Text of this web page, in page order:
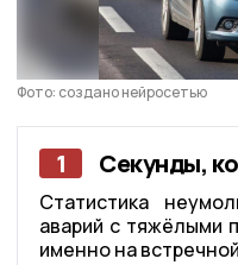
Фото: создано нейросетью
1 Секунды,
Статистика
аварий с тяжёлыми
именно на